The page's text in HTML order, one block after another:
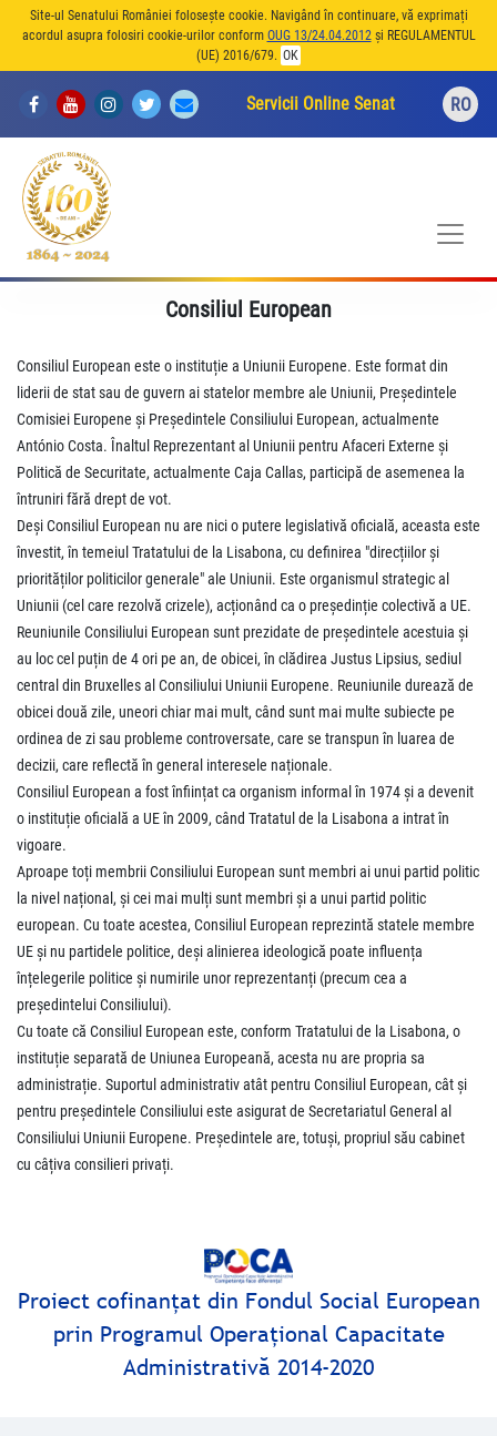
Site-ul Senatului României folosește cookie. Navigând în continuare, vă exprimați
acordul asupra folosiri cookie-urilor conform OUG 13/24.04.2012și REGULAMENTUL
(UE) 2016/679. OK
Servicii Online Senat RO
Consiliul European
Consiliul European este o instituție a Uniunii Europene. Este format din
liderii de stat sau de guvern ai statelor membre ale Uniunii, Președintele
Comisiei Europene și Președintele Consiliului European, actualmente
António Costa. Înaltul Reprezentant al Uniunii pentru Afaceri Externe și
Politică de Securitate, actualmente Caja Callas, participă de asemenea la
întruniri fără drept de vot.
Deși Consiliul European nu are nici o putere legislativă oficială, aceasta este
învestit, în temeiul Tratatului de la Lisabona, cu definirea "direcțiilor și
priorităților politicilor generale" ale Uniunii. Este organismul strategic al
Uniunii (cel care rezolvă crizele), acționând ca o președinție colectivă a UE.
Reuniunile Consiliului European sunt prezidate de președintele acestuia și
au loc cel puțin de 4 ori pe an, de obicei, în clădirea Justus Lipsius, sediul
central din Bruxelles al Consiliului Uniunii Europene. Reuniunile durează de
obicei două zile, uneori chiar mai mult, când sunt mai multe subiecte pe
ordinea de zi sau probleme controversate, care se transpun în luarea de
decizii, care reflectă în general interesele naționale.
Consiliul European a fost înființat ca organism informal în 1974 și a devenit
o instituție oficială a UE în 2009, când Tratatul de la Lisabona a intrat în
vigoare.
Aproape toți membrii Consiliului European sunt membri ai unui partid politic
la nivel național, și cei mai mulți sunt membri și a unui partid politic
european. Cu toate acestea, Consiliul European reprezintă statele membre
UE și nu partidele politice, deși alinierea ideologică poate influența
înțelegerile politice și numirile unor reprezentanți (precum cea a
președintelui Consiliului).
Cu toate că Consiliul European este, conform Tratatului de la Lisabona, o
instituție separată de Uniunea Europeană, acesta nu are propria sa
administrație. Suportul administrativ atât pentru Consiliul European, cât și
pentru președintele Consiliului este asigurat de Secretariatul General al
Consiliului Uniunii Europene. Președintele are, totuși, propriul său cabinet
cu câțiva consilieri privați.
Proiect cofinanţat din Fondul Social European
prin Programul Operaţional Capacitate
Administrativă 2014-2020